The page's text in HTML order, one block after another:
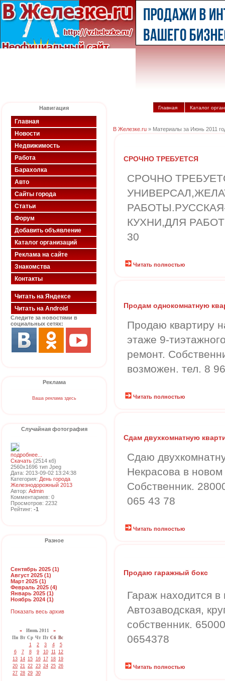
Навигация
Главная
Новости
Недвижимость
Работа
Барахолка
Авто
Сайты города
Статьи
Форум
Добавить объявление
Каталог организаций
Реклама на сайте
Знакомства
Контакты
Читать на Яндексе
Читать на Android
Следите за новостями в
социальных сетях:
Реклама
Ваша реклама здесь
Случайная фотография
подробнее...
Скачать (2514 кб)
2560x1696 тип Jpeg
Дата: 2013-09-02 13:24:38
Категория: День города
Железнодорожный 2013
Автор: Admin
Комментариев: 0
Просмотров: 2232
Рейтинг: -1
Разное
Сентябрь 2025 (1)
Август 2025 (1)
Март 2025 (1)
Февраль 2025 (4)
Январь 2025 (1)
Ноябрь 2024 (1)
Показать весь архив
« Июнь 2011 »
Пн Вт Ср Чт Пт Сб Вс
1
2 3 4
5
6
7 8 9 10 11 12
13 14 15 16 17 18 19
20 21 22 23 24 25 26
27 28 29 30
Главная Каталог
В Железке.ru » Материалы за Июнь 2011
СРОЧНО ТРЕБУЕТСЯ
СРОЧНО
КУХНИ,ДЛЯ
30
Читать полностью
Продам однокомнатную
Продаю квартиру
этаже 9-
ремонт.
возможен. тел. 8
Читать полностью
Сдам двухкомнатную
Сдаю
Некрасова в
Собственник.
065 43 78
Читать полностью
Продаю гаражный бокс
Гараж находится
Автозаводская,
собственник.
0654378
Читать полностью